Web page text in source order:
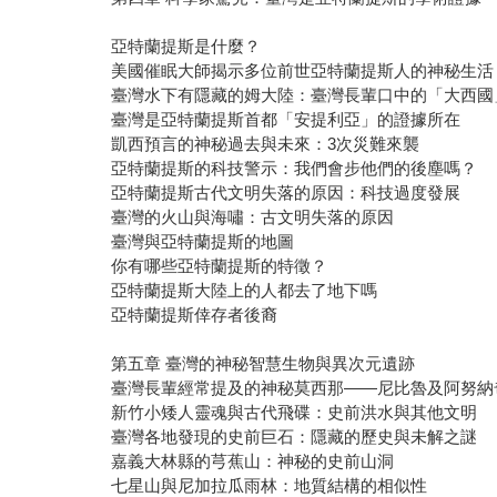
亞特蘭提斯是什麼？
美國催眠大師揭示多位前世亞特蘭提斯人的神秘生活
臺灣水下有隱藏的姆大陸：臺灣長輩口中的「大西國
臺灣是亞特蘭提斯首都「安提利亞」的證據所在
凱西預言的神秘過去與未來：3次災難來襲
亞特蘭提斯的科技警示：我們會步他們的後塵嗎？
亞特蘭提斯古代文明失落的原因：科技過度發展
臺灣的火山與海嘯：古文明失落的原因
臺灣與亞特蘭提斯的地圖
你有哪些亞特蘭提斯的特徵？
亞特蘭提斯大陸上的人都去了地下嗎
亞特蘭提斯倖存者後裔
第五章 臺灣的神秘智慧生物與異次元遺跡
臺灣長輩經常提及的神秘莫西那——尼比魯及阿努納
新竹小矮人靈魂與古代飛碟：史前洪水與其他文明
臺灣各地發現的史前巨石：隱藏的歷史與未解之謎
嘉義大林縣的芎蕉山：神秘的史前山洞
七星山與尼加拉瓜雨林：地質結構的相似性